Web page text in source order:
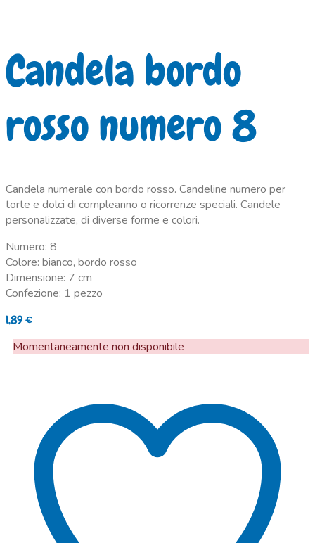
Candela bordo
rosso numero 8
Candela numerale con bordo rosso. Candeline numero per
torte e dolci di compleanno o ricorrenze speciali. Candele
personalizzate, di diverse forme e colori.
Numero: 8
Colore: bianco, bordo rosso
Dimensione: 7 cm
Confezione: 1 pezzo
1,89€
Momentaneamente non disponibile